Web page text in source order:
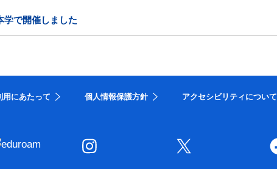
学で開催しました
用にあたって 個人情報保護方針 アクセシビリティについて